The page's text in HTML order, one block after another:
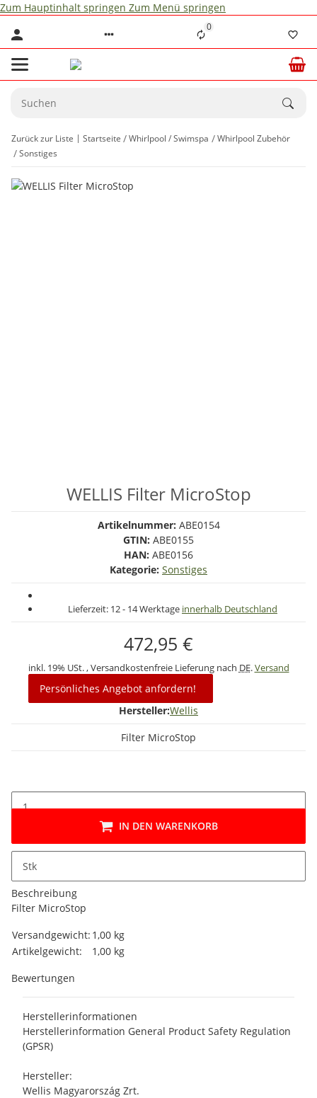
Zum Hauptinhalt springen Zum Menü springen
0
Zurück zur Liste Startseite Whirlpool / Swimspa
Whirlpool Zubehör
Sonstiges
WELLIS Filter MicroStop
Artikelnummer: ABE0154
GTIN: ABE0155
HAN: ABE0156
Kategorie: Sonstiges
Lieferzeit: 12 - 14 Werktage innerhalb Deutschland
472,95 €
inkl. 19% USt. , Versandkostenfreie Lieferung nach DE.Versand
Persönliches Angebot anfordern!
Hersteller:Wellis
Filter MicroStop
Stk
IN DEN WARENKORB
Beschreibung
Filter MicroStop
Produkteigenschaft
Wert
Versandgewicht: 1,00 kg
Artikelgewicht:
1,00 kg
Bewertungen
Herstellerinformationen
Herstellerinformation General Product Safety Regulation
(GPSR)
Hersteller:
Wellis Magyarország Zrt.